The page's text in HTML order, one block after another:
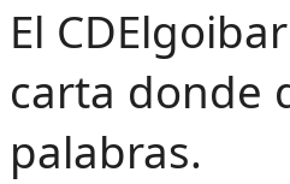
‌El
carta donde
palabras.